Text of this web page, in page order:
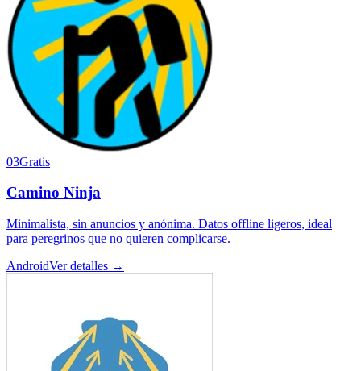
03Gratis
Camino Ninja
Minimalista, sin anuncios y anónima. Datos offline ligeros, ideal
para peregrinos que no quieren complicarse.
AndroidVer detalles →